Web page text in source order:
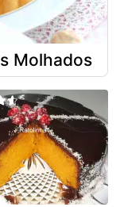
Molhados